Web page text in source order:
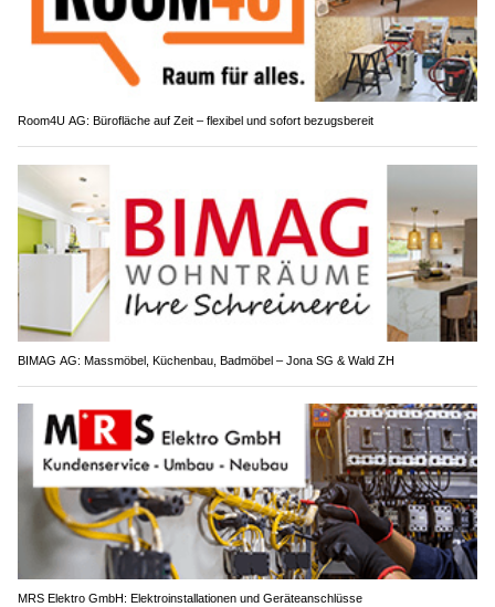
Room4U AG: Bürofläche auf Zeit – flexibel und sofort bezugsbereit
BIMAG AG: Massmöbel, Küchenbau, Badmöbel – Jona SG & Wald ZH
MRS Elektro GmbH: Elektroinstallationen und Geräteanschlüsse